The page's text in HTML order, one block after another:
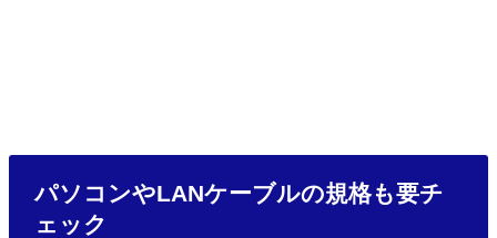
パソコンやLANケーブルの規格も要チ
ェック